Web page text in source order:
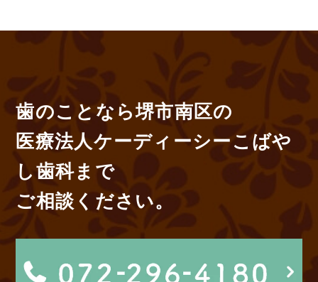
歯のことなら堺市南区の
医療法人ケーディーシーこばや
し歯科まで
ご相談ください。